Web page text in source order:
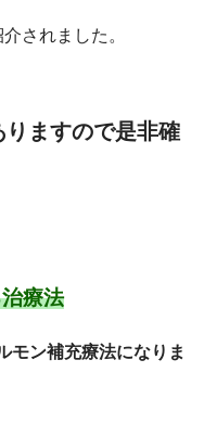
されました。
りますので是非確
療法
モン補充療法になりま